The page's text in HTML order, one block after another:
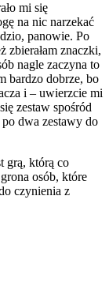
mi się
na nic narzekać
panowie. Po
zbierałam znaczki,
nagle zaczyna to
bardzo dobrze, bo
i – uwierzcie mi
zestaw spośród
po dwa zestawy do
grą, którą co
osób, które
czynienia z